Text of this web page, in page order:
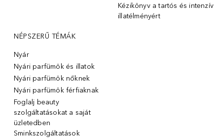
Kézikönyv a tartós és intenzív
illatélményért
NÉPSZERŰ TÉMÁK
Nyár
Nyári parfümök és illatok
Nyári parfümök nőknek
Nyári parfümök férfiaknak
Foglalj beauty
szolgáltatásokat a saját
üzletedben
Sminkszolgáltatások